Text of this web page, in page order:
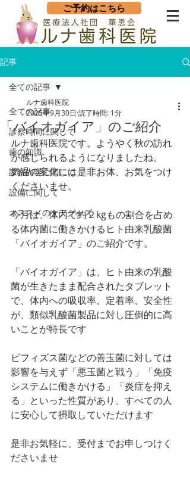
ご予約はこちら
記事
全ての記事
診察時間に関して
歯の知識
診察内容に関して
設備に関して
オススメのケアグッズ
全ての記事
「バイオガイア」のご紹介
ルナ歯科医院
2025年9月30日 読了時間: 1分
ルナ歯科医院です。ようやく秋の訪れ
が感じられるようになりましたね。
気温の変化には是非お体、お気をつけ
くださいませ。
今月は、体内で約２kgもの割合を占め
る体内菌に働きかけるヒト由来乳酸菌
「バイオガイア」のご紹介です。
「バイオガイア」は、ヒト由来の乳酸
菌が生きたまま配合されたタブレット
で、体内への吸収率、定着率、安全性
が、類似乳酸菌製品に対し圧倒的に高
いことが特長です
ビフィズス菌などの善玉菌に対しては
影響を与えず「悪玉菌と戦う」「免疫
システムに働きかける」「炎症を抑え
る」といった性質があり、すべての人
に安心して摂取していただけます
是非お気軽に、受付までお申しつけく
ださいませ